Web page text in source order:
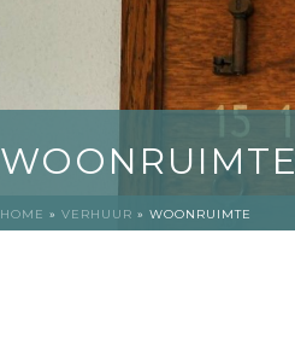
WOONRUIMTE
HOME » VERHUUR » WOONRUIMTE